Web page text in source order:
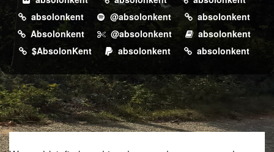
absolonkent
@absolonkent
absolonkent
Absolonkent
@absolonkent
absolonkent
$AbsolonKent
absolonkent absolonkent